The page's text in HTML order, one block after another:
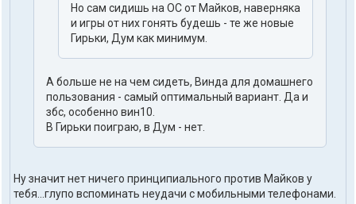
Но сам сидишь на ОС от Майков, наверняка
и игры от них гонять будешь - те же новые
Гирьки, Дум как минимум.
А больше не на чем сидеть, Винда для домашнего
пользования - самый оптимальный вариант. Да и
збс, особенно вин10.
В Гирьки поиграю, в Дум - нет.
Ну значит нет ничего принципиального против Майков у
тебя...глупо вспоминать неудачи с мобильными телефонами.